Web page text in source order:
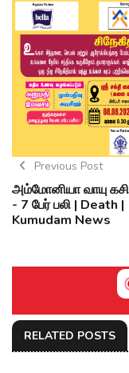
Previous Post
அம்மோனியா வாயு
- 7 பேர் பலி | Death |
Kumudam News
RELATED POSTS